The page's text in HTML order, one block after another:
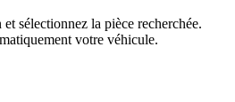
sélectionnez la pièce recherchée.
votre véhicule.